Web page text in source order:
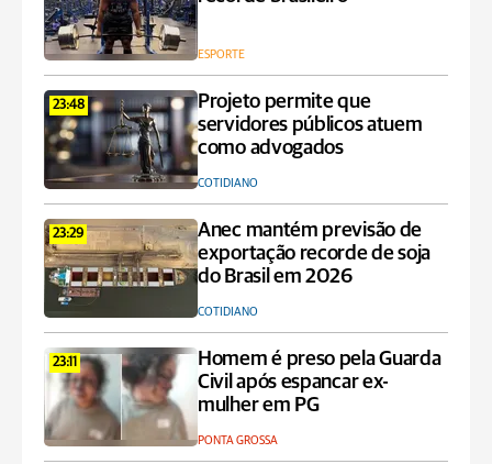
ESPORTE
23:48
Projeto permite que
servidores públicos atuem
como advogados
COTIDIANO
23:29
Anec mantém previsão de
exportação recorde de soja
do Brasil em 2026
COTIDIANO
23:11
Homem é preso pela Guarda
Civil após espancar ex-
mulher em PG
PONTA GROSSA